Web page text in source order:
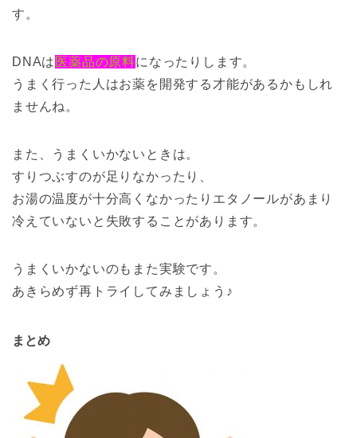
す。
DNAは 医薬品の原料になったりします。
うまく行った人はお薬を開発する才能があるかもしれ
ませんね。
また、うまくいかないときは。
すりつぶすのが足りなかったり、
お湯の温度が十分高くなかったりエタノールがあまり
冷えていないと失敗することがあります。
うまくいかないのもまた実験です。
あきらめず再トライしてみましょう♪
まとめ